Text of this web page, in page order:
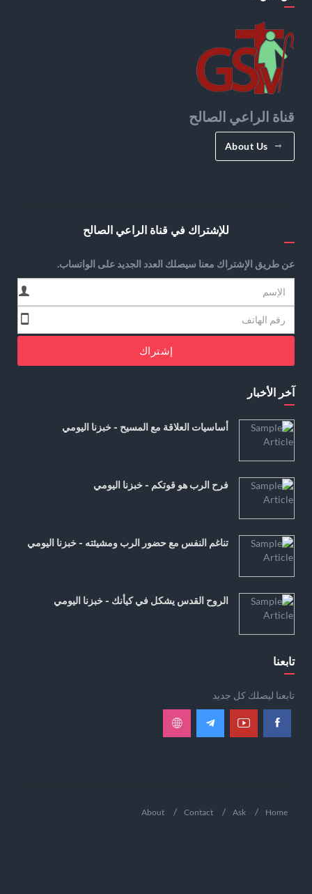
قناة الراعي الصالح
About Us
للإشتراك في قناة الراعي الصالح
عن طريق الإشتراك معنا سيصلك العدد الجديد على الواتساب.
إشتراك
آخر الأخبار
أساسيات العلاقة مع المسيح - خبزنا اليومي
فرح الرب هو قوتكم - خبزنا اليومي
تناغم النفس مع حضور الرب ومشيئته - خبزنا اليومي
الروح القدس يشكل في كيأنك - خبزنا اليومي
تابعنا
تابعنا ليصلك كل جديد
Home
Ask
Contact
About